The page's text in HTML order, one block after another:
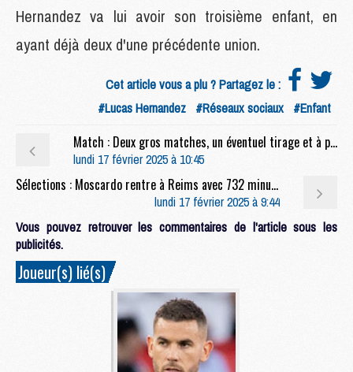
Hernandez va lui avoir son troisième enfant, en
ayant déjà deux d'une précédente union.
Cet article vous a plu ? Partagez le :
#Lucas Hernandez #Réseaux sociaux #Enfant
Match : Deux gros matches, un éventuel tirage et à peine de repos, nouvelle grosse semaine pour le PSG
lundi 17 février 2025 à 10:45
Sélections : Moscardo rentre à Reims avec 732 minutes dans les jambes et un titre
lundi 17 février 2025 à 9:44
Vous pouvez retrouver les commentaires de l'article sous les
publicités.
Joueur(s) lié(s)